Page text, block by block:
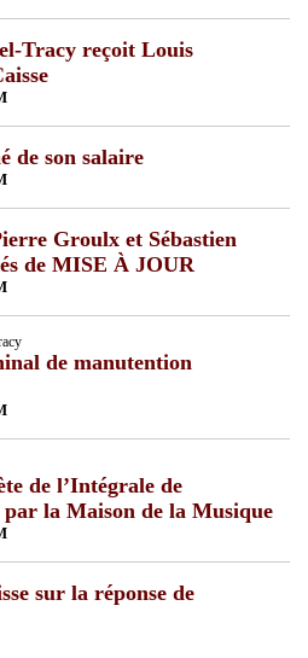
Tracy reçoit Louis
de son salaire
Groulx et Sébastien
de MISE À JOUR
de manutention
de l’Intégrale de
la Maison de la Musique
sur la réponse de